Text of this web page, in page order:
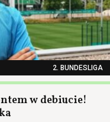
2. BUNDESLIGA
w debiucie!